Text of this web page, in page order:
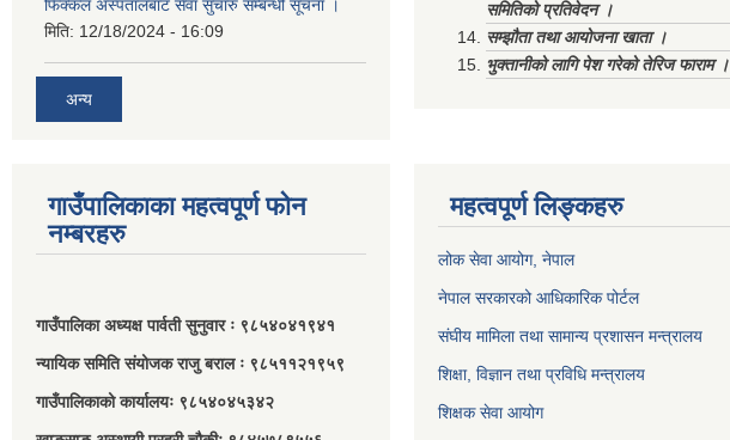
फिक्कल अस्पतालबाट सेवा सुचारु सम्बन्धी सूचना ।
मिति: 12/18/2024 - 16:09
अन्य
समितिको प्रतिवेदन ।
सम्झौता तथा आयोजना खाता ।
भुक्तानीको लागि पेश गरेको तेरिज फाराम ।
गाउँपालिकाका महत्वपूर्ण फोन
नम्बरहरु
गाउँपालिका अध्यक्ष पार्वती सुनुवार ः ९८५४०४१९४१
न्यायिक समिति संयोजक राजु बराल ः ९८५११२१९५९
गाउँपालिकाको कार्यालयः ९८५४०४५३४२
महत्वपूर्ण लिङ्कहरु
लोक सेवा आयोग, नेपाल
नेपाल सरकारको आधिकारिक पोर्टल
संघीय मामिला तथा सामान्य प्रशासन मन्त्रालय
शिक्षा, विज्ञान तथा प्रविधि मन्त्रालय
शिक्षक सेवा आयोग